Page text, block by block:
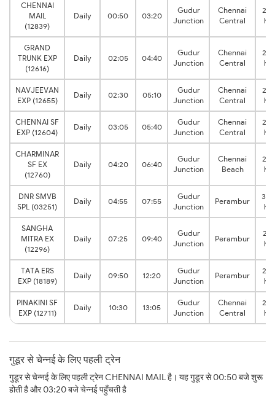
CHENNAI
MAIL
(12839)
Daily 00:50 03:20
Gudur
Junction
Chennai
Central
hrs
GRAND
TRUNK EXP
(12616)
Daily 02:05 04:40
Gudur
Junction
Chennai
Central
hrs
NAVJEEVAN
EXP (12655)
Daily 02:30 05:10
Gudur
Junction
Chennai
Central
hrs
CHENNAI SF
EXP (12604)
Daily 03:05 05:40
Gudur
Junction
Chennai
Central
hrs
CHARMINAR
SF EX
(12760)
Daily 04:20 06:40
Gudur
Junction
Chennai
Beach
hrs
DNR SMVB
SPL (03251)
Daily 04:55 07:55
Gudur
Junction
Perambur
hrs
SANGHA
MITRA EX
(12296)
Daily 07:25 09:40
Gudur
Junction
Perambur
hrs
TATA ERS
EXP (18189)
Daily 09:50 12:20
Gudur
Junction
Perambur
hrs
PINAKINI SF
EXP (12711)
Daily 10:30 13:05
Gudur
Junction
Chennai
Central
hrs
गुडूर से चेन्नई के लिए पहली ट्रेन
गुडूर से चेन्नई के लिए पहली ट्रेन CHENNAI MAIL है। यह गुडूर से 00:50 बजे शुरू
होती है और 03:20 बजे चेन्नई पहुँचती है